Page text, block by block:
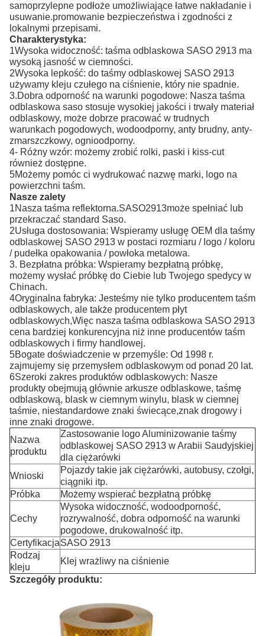
samoprzylepne podłoże umożliwiające łatwe nakładanie i
usuwanie.promowanie bezpieczeństwa i zgodności z
lokalnymi przepisami.
Charakterystyka:
1Wysoka widoczność: taśma odblaskowa SASO 2913 ma
wysoką jasność w ciemności.
2Wysoka lepkość: do taśmy odblaskowej SASO 2913
używamy kleju czułego na ciśnienie, który nie spadnie.
3.Dobra odporność na warunki pogodowe: Nasza taśma
odblaskowa saso stosuje wysokiej jakości i trwały materiał
odblaskowy, może dobrze pracować w trudnych
warunkach pogodowych, wodoodporny, anty brudny, anty-
zmarszczkowy, ognioodporny.
4- Różny wzór: możemy zrobić rolki, paski i kiss-cut
również dostępne.
5Możemy pomóc ci wydrukować nazwę marki, logo na
powierzchni taśm.
Nasze zalety
1Nasza taśma reflektorna.SASO2913może spełniać lub
przekraczać standard Saso.
2Usługa dostosowania: Wspieramy usługę OEM dla taśmy
odblaskowej SASO 2913 w postaci rozmiaru / logo / koloru
/ pudełka opakowania / powłoka metalowa.
3. Bezpłatna próbka: Wspieramy bezpłatną próbkę,
możemy wysłać próbkę do Ciebie lub Twojego spedycy w
Chinach.
4Oryginalna fabryka: Jesteśmy nie tylko producentem taśm
odblaskowych, ale także producentem płyt
odblaskowych,Więc nasza taśma odblaskowa SASO 2913
cena bardziej konkurencyjna niż inne producentów taśm
odblaskowych i firmy handlowej.
5Bogate doświadczenie w przemyśle: Od 1998 r.
zajmujemy się przemysłem odblaskowym od ponad 20 lat.
6Szeroki zakres produktów odblaskowych: Nasze
produkty obejmują głównie arkusze odblaskowe, taśmę
odblaskową, blask w ciemnym winylu, blask w ciemnej
taśmie, niestandardowe znaki świecące,znak drogowy i
inne znaki drogowe.
Nazwa
produktu
Zastosowanie logo Aluminizowanie taśmy
odblaskowej SASO 2913 w Arabii Saudyjskiej
dla ciężarówki
Wnioski
Pojazdy takie jak ciężarówki, autobusy, czołgi,
ciągniki itp.
Próbka
Możemy wspierać bezpłatną próbkę
Cechy
Wysoka widoczność, wodoodporność,
rozrywalność, dobra odporność na warunki
pogodowe, drukowalność itp.
CertyfikacjaSASO 2913
Rodzaj
kleju
Klej wrażliwy na ciśnienie
Szczegóły produktu: